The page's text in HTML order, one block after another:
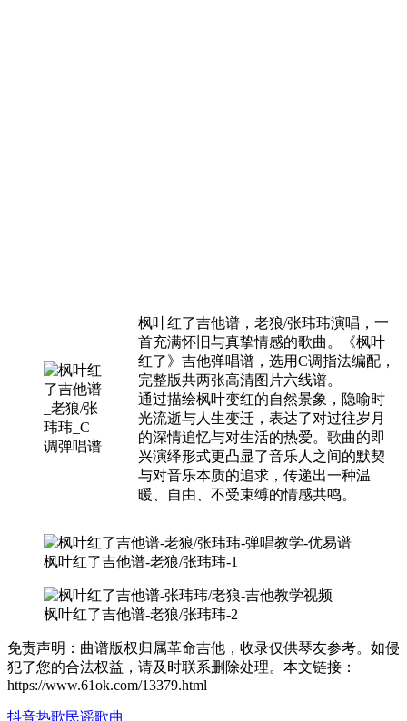
枫叶红了吉他谱，老狼/张玮玮演唱，一
首充满怀旧与真挚情感的歌曲。《枫叶
红了》吉他弹唱谱，选用C调指法编配，
完整版共两张高清图片六线谱。
通过描绘枫叶变红的自然景象，隐喻时
光流逝与人生变迁，表达了对过往岁月
的深情追忆与对生活的热爱。歌曲的即
兴演绎形式更凸显了音乐人之间的默契
与对音乐本质的追求，传递出一种温
暖、自由、不受束缚的情感共鸣。
枫叶红了吉他谱-老狼/张玮玮-1
枫叶红了吉他谱-老狼/张玮玮-2
免责声明：曲谱版权归属革命吉他，收录仅供琴友参考。如侵
犯了您的合法权益，请及时联系删除处理。本文链接：
https://www.61ok.com/13379.html
抖音热歌民谣歌曲